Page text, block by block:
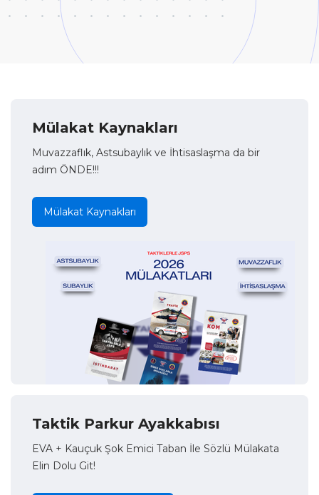
Mülakat Kaynakları
Muvazzaflık, Astsubaylık ve İhtisaslaşma da bir
adım ÖNDE!!!
Mülakat Kaynakları
Taktik Parkur Ayakkabısı
EVA + Kauçuk Şok Emici Taban İle Sözlü Mülakata
Elin Dolu Git!